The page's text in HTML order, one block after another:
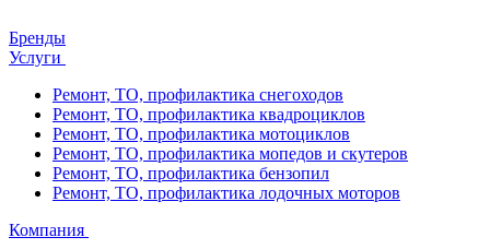
Бренды
Услуги
Ремонт, ТО, профилактика снегоходов
Ремонт, ТО, профилактика квадроциклов
Ремонт, ТО, профилактика мотоциклов
Ремонт, ТО, профилактика мопедов и скутеров
Ремонт, ТО, профилактика бензопил
Ремонт, ТО, профилактика лодочных моторов
Компания